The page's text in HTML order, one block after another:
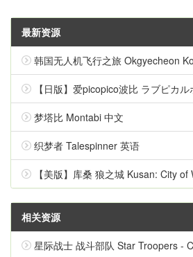
最新资源
韩国无人机飞行之旅 Okgyecheon Korean Drone
【日版】爱picopico波比 ラブピカ
梦塔比 Montabi 中文
织梦者 Talespinner 英语
【美版】库桑 狼之城 Kusan: City of
相关资源
星际战士 战斗部队 Star Troopers -